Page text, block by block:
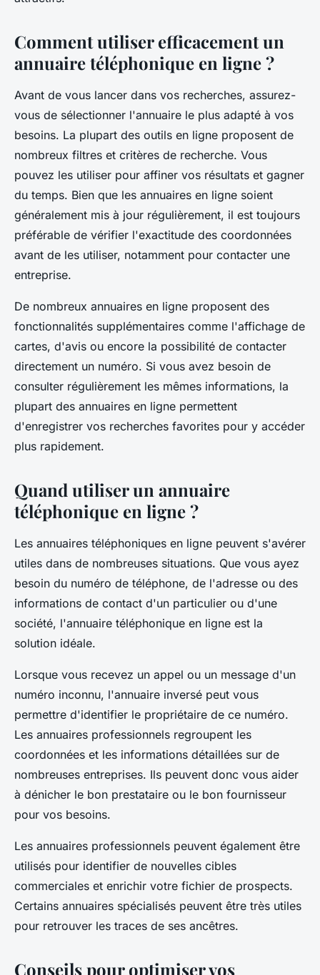
Comment utiliser efficacement un
annuaire téléphonique en ligne ?
Avant de vous lancer dans vos recherches, assurez-
vous de sélectionner l'annuaire le plus adapté à vos
besoins. La plupart des outils en ligne proposent de
nombreux filtres et critères de recherche. Vous
pouvez les utiliser pour affiner vos résultats et gagner
du temps. Bien que les annuaires en ligne soient
généralement mis à jour régulièrement, il est toujours
préférable de vérifier l'exactitude des coordonnées
avant de les utiliser, notamment pour contacter une
entreprise.
De nombreux annuaires en ligne proposent des
fonctionnalités supplémentaires comme l'affichage de
cartes, d'avis ou encore la possibilité de contacter
directement un numéro. Si vous avez besoin de
consulter régulièrement les mêmes informations, la
plupart des annuaires en ligne permettent
d'enregistrer vos recherches favorites pour y accéder
plus rapidement.
Quand utiliser un annuaire
téléphonique en ligne ?
Les annuaires téléphoniques en ligne peuvent s'avérer
utiles dans de nombreuses situations. Que vous ayez
besoin du numéro de téléphone, de l'adresse ou des
informations de contact d'un particulier ou d'une
société, l'annuaire téléphonique en ligne est la
solution idéale.
Lorsque vous recevez un appel ou un message d'un
numéro inconnu, l'annuaire inversé peut vous
permettre d'identifier le propriétaire de ce numéro.
Les annuaires professionnels regroupent les
coordonnées et les informations détaillées sur de
nombreuses entreprises. Ils peuvent donc vous aider
à dénicher le bon prestataire ou le bon fournisseur
pour vos besoins.
Les annuaires professionnels peuvent également être
utilisés pour identifier de nouvelles cibles
commerciales et enrichir votre fichier de prospects.
Certains annuaires spécialisés peuvent être très utiles
pour retrouver les traces de ses ancêtres.
Conseils pour optimiser vos